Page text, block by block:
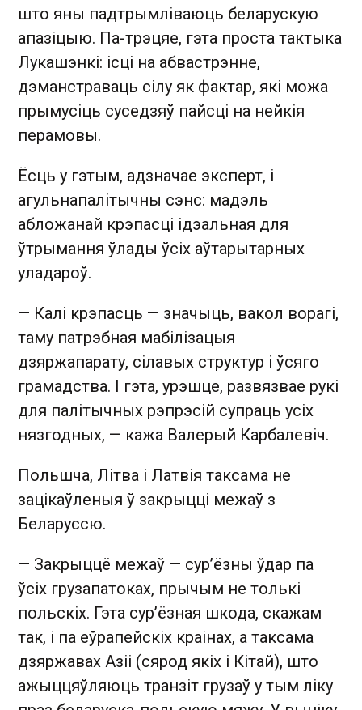
што яны падтрымліваюць беларускую
апазіцыю. Па-трэцяе, гэта проста тактыка
Лукашэнкі: ісці на абвастрэнне,
дэманстраваць сілу як фактар, які можа
прымусіць суседзяў пайсці на нейкія
перамовы.
Ёсць у гэтым, адзначае эксперт, і
агульнапалітычны сэнс: мадэль
абложанай крэпасці ідэальная для
ўтрымання ўлады ўсіх аўтарытарных
уладароў.
— Калі крэпасць — значыць, вакол ворагі,
таму патрэбная мабілізацыя
дзяржапарату, сілавых структур і ўсяго
грамадства. І гэта, урэшце, развязвае рукі
для палітычных рэпрэсій супраць усіх
нязгодных, — кажа Валерый Карбалевіч.
Польшча, Літва і Латвія таксама не
зацікаўленыя ў закрыцці межаў з
Беларуссю.
— Закрыццё межаў — сур’ёзны ўдар па
ўсіх грузапатоках, прычым не толькі
польскіх. Гэта сур’ёзная шкода, скажам
так, і па еўрапейскіх краінах, а таксама
дзяржавах Азіі (сярод якіх і Кітай), што
ажыццяўляюць транзіт грузаў у тым ліку